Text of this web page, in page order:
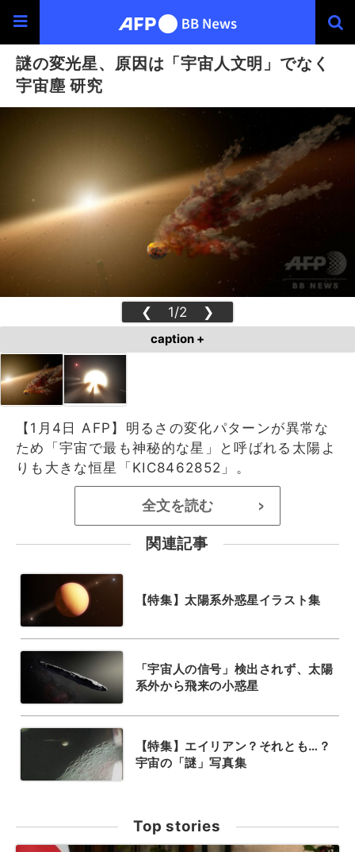
謎の変光星、原因は「宇宙人文明」でなく
宇宙塵 研究
❮ 1/2 ❯
caption +
【1月4日 AFP】明るさの変化パターンが異常な
ため「宇宙で最も神秘的な星」と呼ばれる太陽よ
りも大きな恒星「KIC8462852」。
全文を読む >
関連記事
【特集】太陽系外惑星イラスト集
「宇宙人の信号」検出されず、太陽
系外から飛来の小惑星
【特集】エイリアン？それとも…？
宇宙の「謎」写真集
Top stories